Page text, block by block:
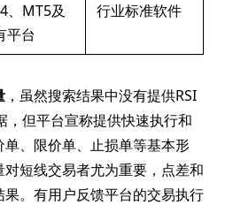
、MT5及
平台
行业标准软件
，虽然搜索结果中没有提供RSI
但平台宣称提供快速执行和
、限价单、止损单等基本形
短线交易者尤为重要，点差和
。有用户反馈平台的交易执行